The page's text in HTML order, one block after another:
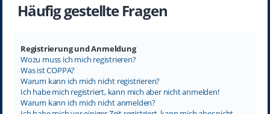
Häufig gestellte Fragen
Registrierung und Anmeldung
Wozu muss ich mich registrieren?
Was ist COPPA?
Warum kann ich mich nicht registrieren?
Ich habe mich registriert, kann mich aber nicht anmelden!
Warum kann ich mich nicht anmelden?